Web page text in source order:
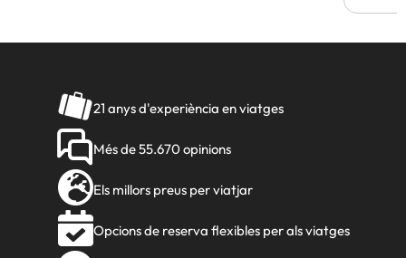
21 anys d'experiència en viatges
Més de 55.670 opinions
Els millors preus per viatjar
Opcions de reserva flexibles per als viatges